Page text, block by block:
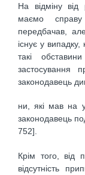
На відміну
маємо
передбачав,
існує у
такі
застосування
законодавець
ни, які мав на
законодавець
752].
Крім того, від
відсутність